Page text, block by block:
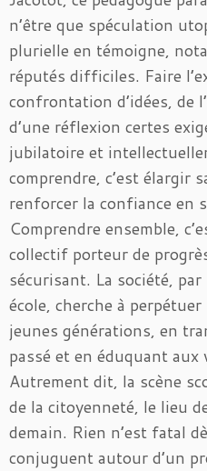
n’être que spéculation
plurielle en témoigne,
réputés difficiles. Faire
confrontation d’idées, de
d’une réflexion certes
jubilatoire et
comprendre, c’est élargir
renforcer la confiance en
Comprendre ensemble,
collectif porteur de
sécurisant. La société,
école, cherche à
jeunes générations, en
passé et en éduquant aux
Autrement dit, la scène
de la citoyenneté, le lieu
demain. Rien n’est fatal
conjuguent autour d’un